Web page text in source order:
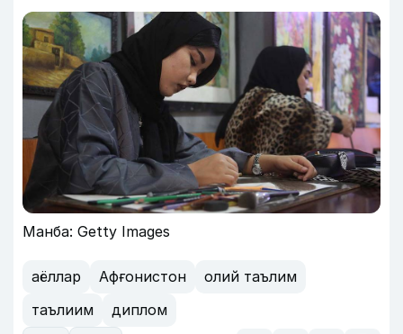
Манба: Getty Images
аёллар Афғонистон
олий таълим
таълиим
диплом